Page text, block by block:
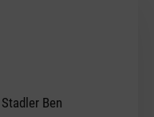
stars
Ben